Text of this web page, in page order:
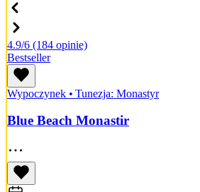
4.9/6 (184 opinie)
Bestseller
Wypoczynek • Tunezja: Monastyr
Blue Beach Monastir